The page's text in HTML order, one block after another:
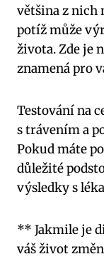
většina z nich
potíž může
života. Zde je
znamená pro
Testování na
s trávením a
Pokud máte
důležité
výsledky s
** Jakmile je
váš život